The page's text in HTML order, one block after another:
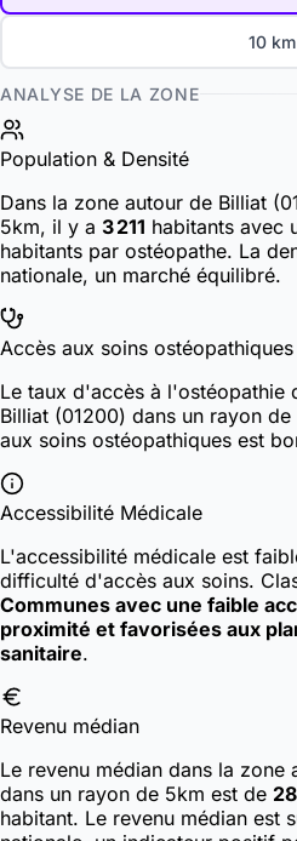
10 km
ANALYSE DE LA ZONE
Population & Densité
Dans la zone autour de Billiat
5km, il y a 3 211 habitants avec
habitants par ostéopathe. La
nationale, un marché équilibré.
Accès aux soins ostéopathiques
Le taux d'accès à l'ostéopathie
Billiat (01200) dans un rayon
aux soins ostéopathiques est
Accessibilité Médicale
L'accessibilité médicale est
difficulté d'accès aux soins.
Communes avec une faible
proximité et favorisées aux
sanitaire.
Revenu médian
Le revenu médian dans la zone
dans un rayon de 5km est de
habitant. Le revenu médian est